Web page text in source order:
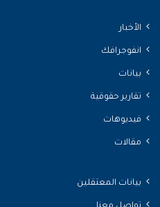
الأخبار
انفوجرافك
بيانات
تقارير حقوقية
فيديوهات
مقالات
بيانات المعتقلين